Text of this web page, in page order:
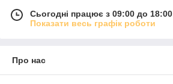
Сьогодні працює з 09:00 до 18:00
Показати весь графік роботи
Про нас